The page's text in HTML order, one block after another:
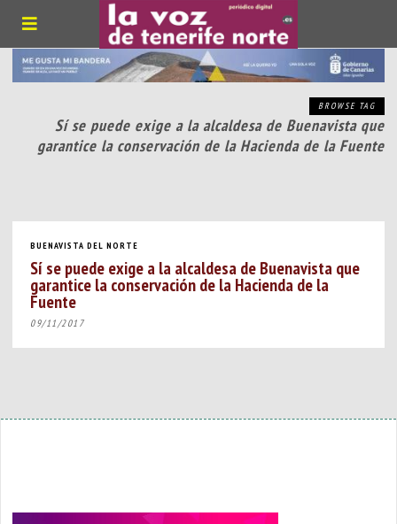
BROWSE TAG
Sí se puede exige a la alcaldesa de Buenavista que
garantice la conservación de la Hacienda de la Fuente
BUENAVISTA DEL NORTE
Sí se puede exige a la alcaldesa de Buenavista que
garantice la conservación de la Hacienda de la
Fuente
09/11/2017